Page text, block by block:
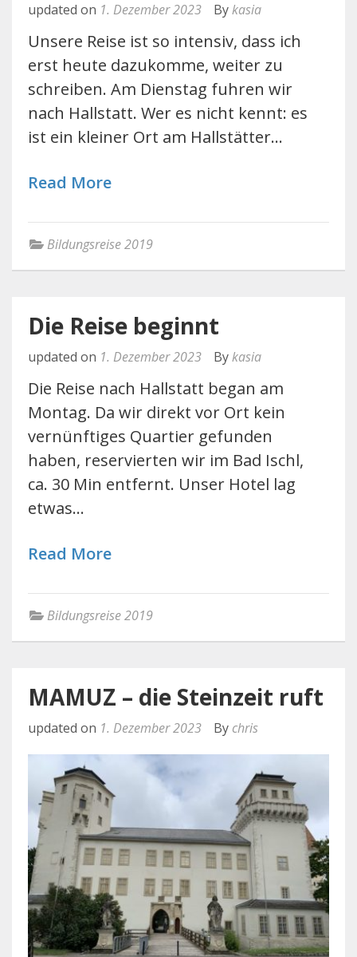
updated on 1. Dezember 2023 Bykasia
Unsere Reise ist so intensiv, dass ich
erst heute dazukomme, weiter zu
schreiben. Am Dienstag fuhren wir
nach Hallstatt. Wer es nicht kennt: es
ist ein kleiner Ort am Hallstätter…
Read More
Bildungsreise 2019
Die Reise beginnt
updated on 1. Dezember 2023 Bykasia
Die Reise nach Hallstatt began am
Montag. Da wir direkt vor Ort kein
vernünftiges Quartier gefunden
haben, reservierten wir im Bad Ischl,
ca. 30 Min entfernt. Unser Hotel lag
etwas…
Read More
Bildungsreise 2019
MAMUZ – die Steinzeit ruft
updated on 1. Dezember 2023 By chris